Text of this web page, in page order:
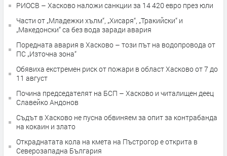
РИОСВ – Хасково наложи санкции за 14 420 евро през юли
Части от „Младежки хълм“, „Хисаря“, „Тракийски“ и
„Македонски“ са без вода заради авария
Поредната авария в Хасково – този път на водопровода от
ПС „Източна зона“
Обявиха екстремен риск от пожари в област Хасково от 7 до
11 август
Почина председателят на БСП – Хасково и читалищен деец
Славейко Андонов
Съдът в Хасково не пусна обвиняем за опит за контрабанда
на кокаин и злато
Откраднатата кола на кмета на Пъстрогор е открита в
Северозападна България